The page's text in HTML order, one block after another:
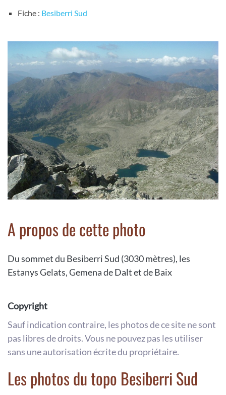
Fiche : Besiberri Sud
A propos de cette photo
Du sommet du Besiberri Sud (3030 mètres), les
Estanys Gelats, Gemena de Dalt et de Baix
Copyright
Sauf indication contraire, les photos de ce site ne sont
pas libres de droits. Vous ne pouvez pas les utiliser
sans une autorisation écrite du propriétaire.
Les photos du topo Besiberri Sud